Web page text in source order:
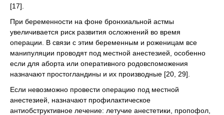
[17].
При беременности на фоне бронхиальной астмы
увеличивается риск развития осложнений во время
операции. В связи с этим беременным и роженицам все
манипуляции проводят под местной анестезией, особенно
если для аборта или оперативного родовспоможения
назначают простогландины и их производные [20, 29].
Если невозможно провести операцию под местной
анестезией, назначают профилактическое
антиобструктивное лечение: летучие анестетики, пропофол,